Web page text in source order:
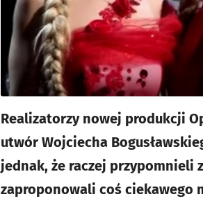
Realizatorzy nowej produkcji
utwór Wojciecha
jednak, że raczej przypomnieli
zaproponowali coś ciekawego